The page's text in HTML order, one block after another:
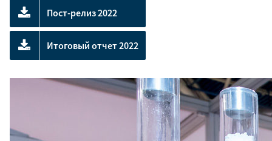
Пост-релиз 2022
Итоговый отчет 2022